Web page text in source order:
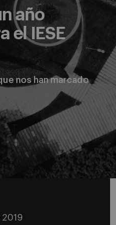
año
el IESE
nos han marcado